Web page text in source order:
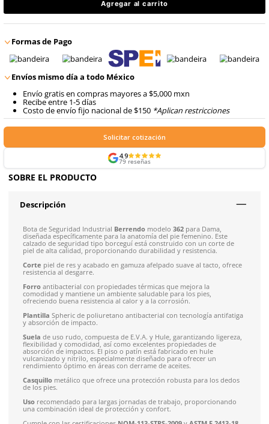
Talla 25 Últimas unidades $1669 .73con IVA
Talla 26 Últimas unidades
Talla 27 $1669.73
Agregar al carrito
Formas de Pago
Envío gratis en compras mayores a $5,000 mxn
Costo de envío fijo nacional de $150*Aplican
Solicitar cotización
4.9
79reseñas
SOBRE EL PRODUCTO
Descripción
Bota de Seguridad IndustrialBerrendomodelo362para
diseñada específicamente para la anatomía del pie femenino.
calzado de seguridad tipo borceguí está construido con un
piel de alta calidad, proporcionando durabilidad y